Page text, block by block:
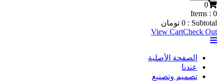
0
Items : 0
Subtotal :
0 تومان
View CartCheck Out
الصفحة الأصلية
عندنا
تصميم وتصنيع